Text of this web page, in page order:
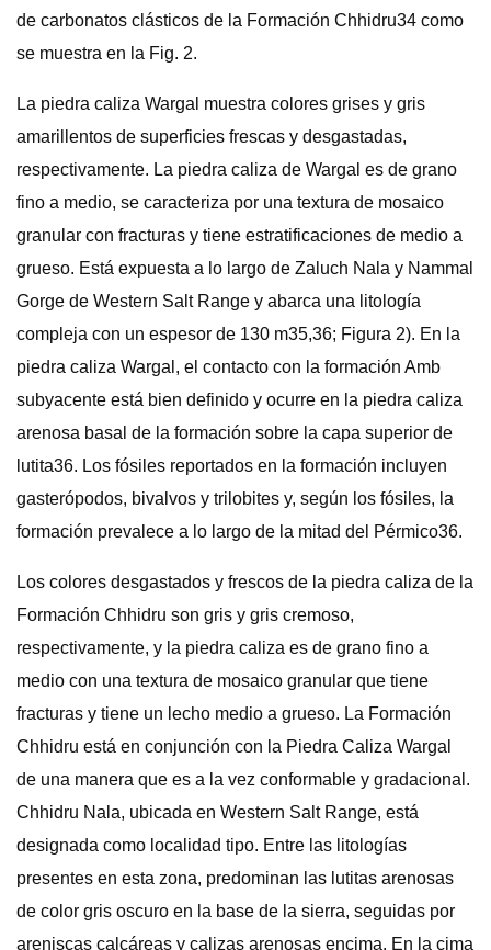
de carbonatos clásticos de la Formación Chhidru34 como
se muestra en la Fig. 2.
La piedra caliza Wargal muestra colores grises y gris
amarillentos de superficies frescas y desgastadas,
respectivamente. La piedra caliza de Wargal es de grano
fino a medio, se caracteriza por una textura de mosaico
granular con fracturas y tiene estratificaciones de medio a
grueso. Está expuesta a lo largo de Zaluch Nala y Nammal
Gorge de Western Salt Range y abarca una litología
compleja con un espesor de 130 m35,36; Figura 2). En la
piedra caliza Wargal, el contacto con la formación Amb
subyacente está bien definido y ocurre en la piedra caliza
arenosa basal de la formación sobre la capa superior de
lutita36. Los fósiles reportados en la formación incluyen
gasterópodos, bivalvos y trilobites y, según los fósiles, la
formación prevalece a lo largo de la mitad del Pérmico36.
Los colores desgastados y frescos de la piedra caliza de la
Formación Chhidru son gris y gris cremoso,
respectivamente, y la piedra caliza es de grano fino a
medio con una textura de mosaico granular que tiene
fracturas y tiene un lecho medio a grueso. La Formación
Chhidru está en conjunción con la Piedra Caliza Wargal
de una manera que es a la vez conformable y gradacional.
Chhidru Nala, ubicada en Western Salt Range, está
designada como localidad tipo. Entre las litologías
presentes en esta zona, predominan las lutitas arenosas
de color gris oscuro en la base de la sierra, seguidas por
areniscas calcáreas y calizas arenosas encima. En la cima